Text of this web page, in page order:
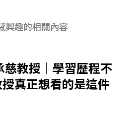
興趣的相關內容
慈教授｜學習歷程不
真正想看的是這件